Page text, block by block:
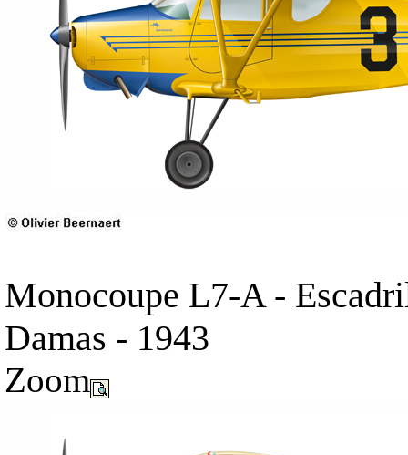
Monocoupe L7-A -
Damas - 1943
Zoom